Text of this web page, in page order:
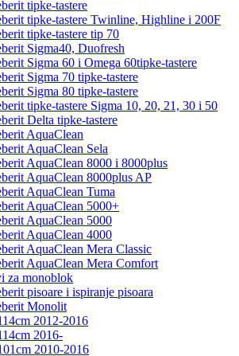
tipke-tastere
tipke-tastere Twinline, Highline i 200F
tipke-tastere tip 70
Sigma40, Duofresh
Sigma 60 i Omega 60tipke-tastere
Sigma 70 tipke-tastere
Sigma 80 tipke-tastere
tipke-tastere Sigma 10, 20, 21, 30 i 50
Delta tipke-tastere
AquaClean
AquaClean Sela
AquaClean 8000 i 8000plus
AquaClean 8000plus AP
AquaClean Tuma
AquaClean 5000+
AquaClean 5000
AquaClean 4000
AquaClean Mera Classic
AquaClean Mera Comfort
za monoblok
pisoare i ispiranje pisoara
Monolit
2012-2016
2016-
2010-2016